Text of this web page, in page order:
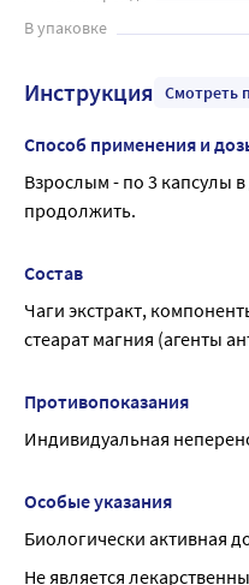
В упаковке
Инструкция Смотреть
Способ применения и
Взрослым - по 3 капсулы
продолжить.
Состав
Чаги экстракт,
стеарат магния (агенты
Противопоказания
Индивидуальная
Особые указания
Биологически активная
Не является